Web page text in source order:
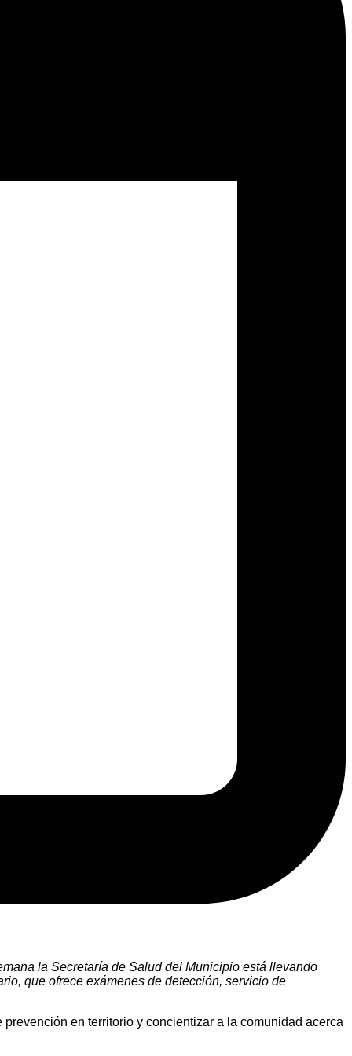
la Secretaría de Salud del Municipio está llevando
que ofrece exámenes de detección, servicio de
en territorio y concientizar a la comunidad acerca